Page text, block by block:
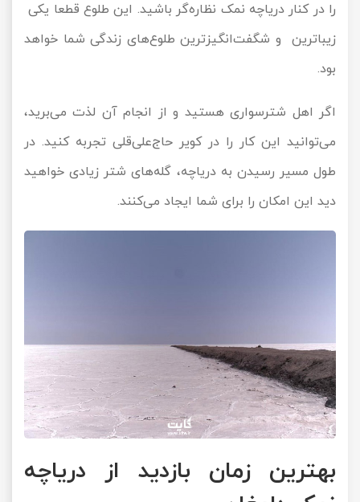
را در کنار دریاچه نمک نظاره‌گر باشید. این طلوع قطعا یکی
زیباترین و شگفت‌انگیزترین طلو‌ع‌های زندگی شما خواهد
بود.
اگر اهل شترسواری هستید و از انجام آن لذت می‌برید،
می‌توانید این کار را در کویر حاج‌علی‌قلی تجربه کنید. در
طول مسیر رسیدن به دریاچه، گله‌های شتر زیادی خواهید
دید این امکان را برای شما ایجاد می‌کنند.
بهترین زمان بازدید از دریاچه